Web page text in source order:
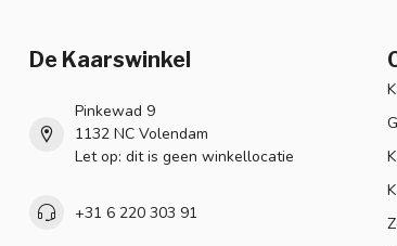
De Kaarswinkel
Pinkewad 9
1132 NC Volendam
Let op: dit is geen winkellocatie
+31 6 220 303 91